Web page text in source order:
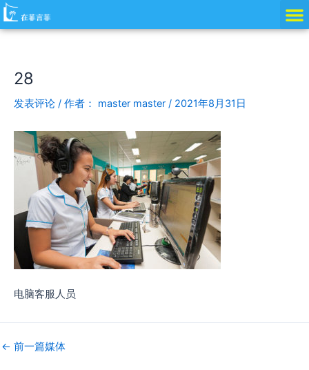
跳
至
28
发表评论 / 作者： master master / 2021年8月31日
电脑客服人员
Post
navigation
← 前一篇媒体